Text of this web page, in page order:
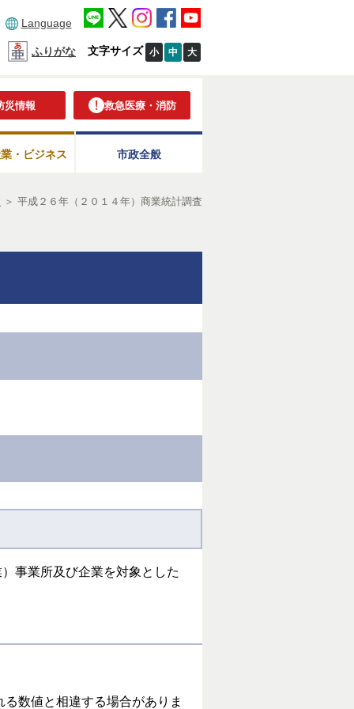
Language
ふりがな 文字サイズ 小 中 大
災情報 救急医療・消防
・ビジネス 市政全般
＞ 平成２６年（２０１４年）商業統計調査
事業所及び企業を対象とした
数値と相違する場合がありま